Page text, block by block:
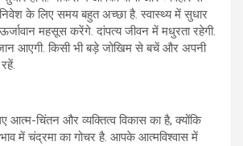
के लिए समय बहुत अच्छा है. स्वास्थ्य में सुधार
महसूस करेंगे. दांपत्य जीवन में मधुरता रहेगी.
आएगी. किसी भी बड़े जोखिम से बचें और अपनी
चिंतन और व्यक्तित्व विकास का है, क्योंकि
में चंद्रमा का गोचर है. आपके आत्मविश्वास में